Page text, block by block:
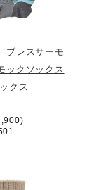
ブレスサーモ
ックソックス
クス